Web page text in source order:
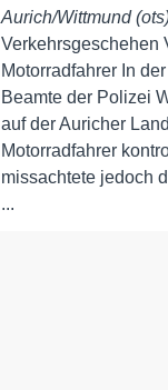
Aurich/Wittmund
Verkehrsgeschehen
Motorradfahrer In
Beamte der Polizei
auf der Auricher
Motorradfahrer
missachtete jedoch
...